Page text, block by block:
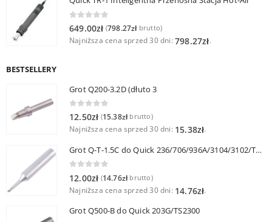
649.00zł (798.27złbrutto)
Najniższa cena sprzed 30 dni: 798.27zł.
BESTSELLERY
Grot Q200-3.2D (dłuto 3
0out of 5
12.50zł (15.38złbrutto)
Najniższa cena sprzed 30 dni: 15.38zł.
Grot Q-T-1.5C do Quick 236/706/936A/3104/3102/TS1100
12.00zł (14.76złbrutto)
Najniższa cena sprzed 30 dni: 14.76zł.
Grot Q500-B do Quick 203G/TS2300